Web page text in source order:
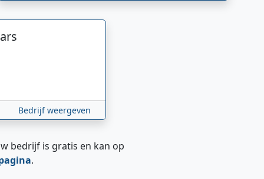
Bedrijf weergeven
bedrijf is gratis en kan op
.